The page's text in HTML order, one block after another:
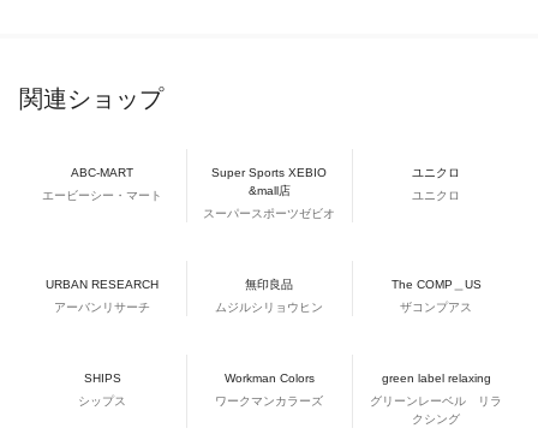
関連ショップ
ABC-MART
エービーシー・マート
Super Sports XEBIO
&mall店
スーパースポーツゼビオ
ユニクロ
ユニクロ
URBAN RESEARCH
アーバンリサーチ
無印良品
ムジルシリョウヒン
The COMP＿US
ザコンプアス
SHIPS
シップス
Workman Colors
ワークマンカラーズ
green label relaxing
グリーンレーベル リラ
クシング